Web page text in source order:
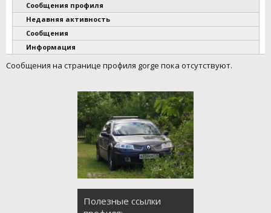
Полезные ссылки
Сообщения профиля
Недавняя активность
Сообщения
Информация
Сообщения на странице профиля gorge пока отсутствуют.